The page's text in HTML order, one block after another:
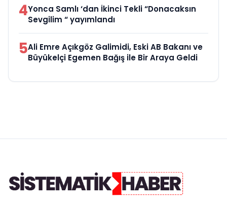
4Yonca Samlı ‘dan İkinci Tekli “Donacaksın
Sevgilim “ yayımlandı
5Ali Emre Açıkgöz Galimidi, Eski AB Bakanı ve
Büyükelçi Egemen Bağış ile Bir Araya Geldi